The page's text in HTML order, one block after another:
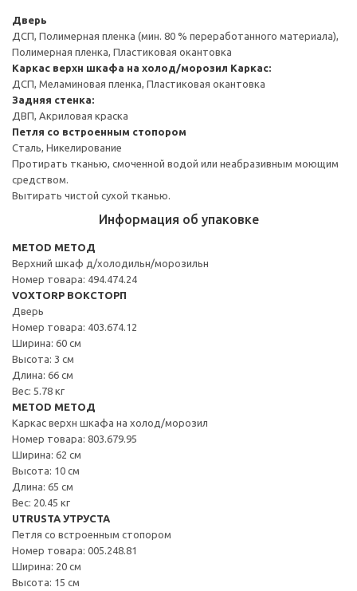
Дверь
ДСП, Полимерная пленка (мин. 80 % переработанного материала),
Полимерная пленка, Пластиковая окантовка
Каркас верхн шкафа на холод/морозил Каркас:
ДСП, Меламиновая пленка, Пластиковая окантовка
Задняя стенка:
ДВП, Акриловая краска
Петля со встроенным стопором
Сталь, Никелирование
Протирать тканью, смоченной водой или неабразивным моющим
средством.
Вытирать чистой сухой тканью.
Информация об упаковке
METOD МЕТОД
Верхний шкаф д/холодильн/морозильн
Номер товара: 494.474.24
VOXTORP ВОКСТОРП
Дверь
Номер товара: 403.674.12
Ширина: 60 см
Высота: 3 см
Длина: 66 см
Вес: 5.78 кг
METOD МЕТОД
Каркас верхн шкафа на холод/морозил
Номер товара: 803.679.95
Ширина: 62 см
Высота: 10 см
Длина: 65 см
Вес: 20.45 кг
UTRUSTA УТРУСТА
Петля со встроенным стопором
Номер товара: 005.248.81
Ширина: 20 см
Высота: 15 см